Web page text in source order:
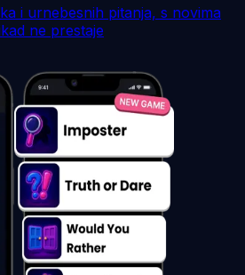
i urnebesnih pitanja, s novima
ne prestaje